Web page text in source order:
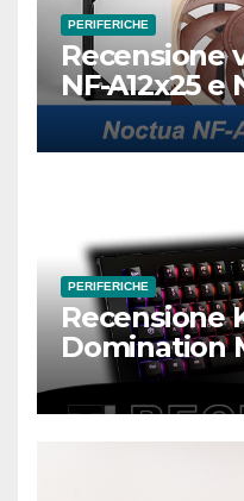
PERIFERICHE
Recensione
NF-A12x25 e
PERIFERICHE
Recensione
Domination